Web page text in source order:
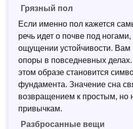
Грязный пол
Если именно пол кажется
речь идет о почве под
ощущении устойчивости. Вам
опоры в повседневных делах.
этом образе становится
фундамента. Значение сна
возвращением к простым, но
привычкам.
Разбросанные вещи